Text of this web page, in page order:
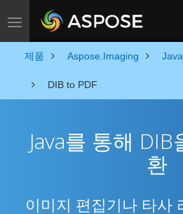
Toggle navigation
제품 Aspose.Imaging Java
DIB to PDF
Java를 통해 DIB
환
이미지 편집기나 타사